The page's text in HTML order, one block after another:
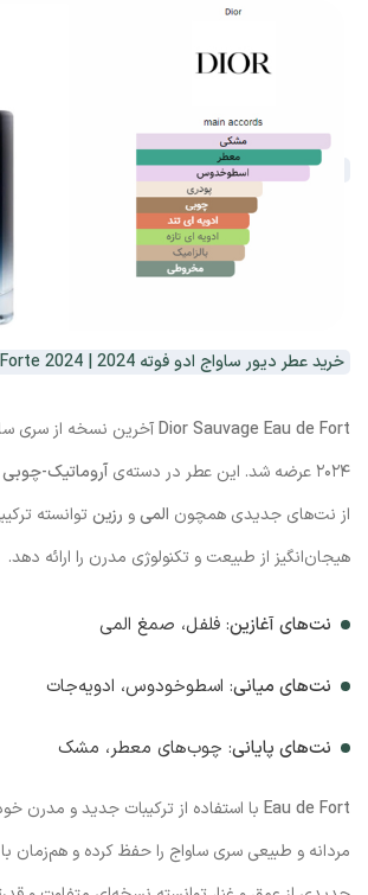
خرید عطر دیور ساواج ادو فوته 2024 | 2024 Sauvage Eau Forte
Dior Sauvage Eau de Fortآخرین نسخه از سری
۲۰۲۴ عرضه شد. این عطر در دسته‌ی
آروماتیک-چوبی
از نت‌های جدیدی همچون المیو رزینتوانسته
هیجان‌انگیز از طبیعت و تکنولوژی مدرن را ارائه دهد.
نت‌های آغازین: فلفل، صمغ المی
نت‌های میانی: اسطوخودوس، ادویه‌جات
نت‌های پایانی: چوب‌های معطر، مشک
Eau de Fort با استفاده از ترکیبات جدید و مدرن
مردانه و طبیعی سری ساواج را حفظ کرده و هم‌زمان